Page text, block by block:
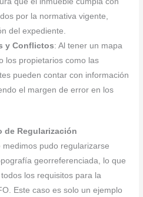
por la normativa vigente,
del expediente.
y Conflictos: Al tener un mapa
los propietarios como las
pueden contar con información
el margen de error en los
de Regularización
medimos pudo regularizarse
georreferenciada, lo que
los requisitos para la
Este caso es solo un ejemplo